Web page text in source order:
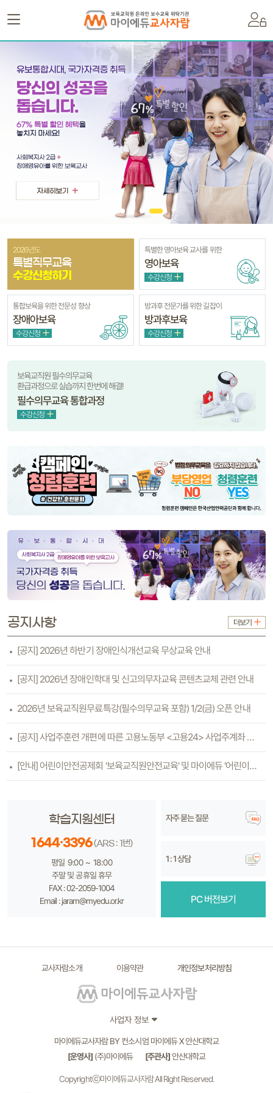
2026년도
특별직무교육
수강신청하기
특별한 영아보육 교사를 위한
영아보육
수강신청
통합보육을 위한 전문성 향상
장애아보육
수강신청
방과후 전문가를 위한 길잡이
방과후보육
수강신청
보육교직원 필수의무교육
환급과정으로 실습까지 한번에 해결!
필수의무교육 통합과정
수강신청
공지사항 더보기
[공지] 2026년 하반기 장애인식개선교육 무상교육 안내
[공지] 2026년 장애인학대 및 신고의무자교육 콘텐츠교체 관련 안내
2026년 보육교직원무료특강(필수의무교육 포함) 1/2(금) 오픈 안내
[공지] 사업주훈련 개편에 따른 고용노동부 <고용24> 사업주계좌 등록방법 안내(6.26수..
[안내] 어린이안전공제회 '보육교직원안전교육' 및 마이에듀 '어린이안전교육'
학습지원센터
1644·3396 (ARS : 1번)
평일 9:00 ~ 18:00
주말 및 공휴일 휴무
FAX : 02-2059-1004
Email : jaram@myedu.or.kr
자주 묻는 질문
1 : 1 상담
PC 버전보기
교사자람소개 이용약관 개인정보처리방침
사업자 정보
마이에듀교사자람 BY 컨소시엄 마이에듀 X 안산대학교
[운영사] (주)마이에듀 [주관사]안산대학교
Copyrightⓒ마이에듀교사자람 All Right Reserved.